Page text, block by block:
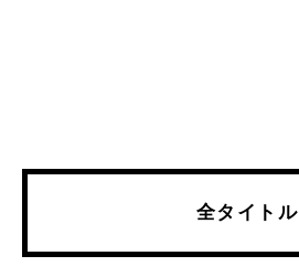
全タイトル